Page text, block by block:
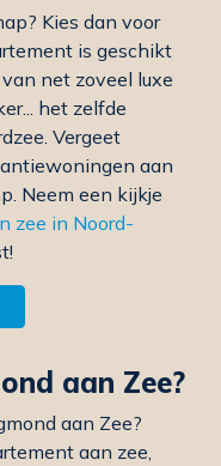
Kies dan voor
is geschikt
net zoveel luxe
het zelfde
Vergeet
aan
Neem een kijkje
zee in Noord-
aan Zee?
aan Zee?
aan zee,